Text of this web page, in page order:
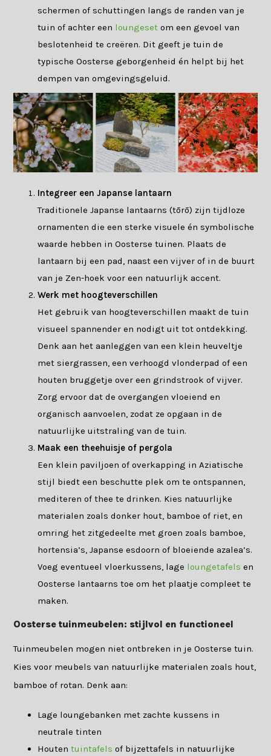
schermen of schuttingen langs de randen van je
tuin of achter een loungeset om een gevoel van
beslotenheid te creëren. Dit geeft je tuin de
typische Oosterse geborgenheid én helpt bij het
dempen van omgevingsgeluid.
Integreer een Japanse lantaarn
Traditionele Japanse lantaarns (tōrō) zijn tijdloze
ornamenten die een sterke visuele én symbolische
waarde hebben in Oosterse tuinen. Plaats de
lantaarn bij een pad, naast een vijver of in de buurt
van je Zen-hoek voor een natuurlijk accent.
Werk met hoogteverschillen
Het gebruik van hoogteverschillen maakt de tuin
visueel spannender en nodigt uit tot ontdekking.
Denk aan het aanleggen van een klein heuveltje
met siergrassen, een verhoogd vlonderpad of een
houten bruggetje over een grindstrook of vijver.
Zorg ervoor dat de overgangen vloeiend en
organisch aanvoelen, zodat ze opgaan in de
natuurlijke uitstraling van de tuin.
Maak een theehuisje of pergola
Een klein paviljoen of overkapping in Aziatische
stijl biedt een beschutte plek om te ontspannen,
mediteren of thee te drinken. Kies natuurlijke
materialen zoals donker hout, bamboe of riet, en
omring het zitgedeelte met groen zoals bamboe,
hortensia’s, Japanse esdoorn of bloeiende azalea’s.
Voeg eventueel vloerkussens, lage loungetafels en
Oosterse lantaarns toe om het plaatje compleet te
maken.
Oosterse tuinmeubelen: stijlvol en functioneel
Tuinmeubelen mogen niet ontbreken in je Oosterse tuin.
Kies voor meubels van natuurlijke materialen zoals hout,
bamboe of rotan. Denk aan:
Lage loungebanken met zachte kussens in
neutrale tinten
Houtentuintafels of bijzettafels in natuurlijke